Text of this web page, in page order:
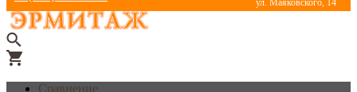
ул. Маяковского, 14
Сравнение